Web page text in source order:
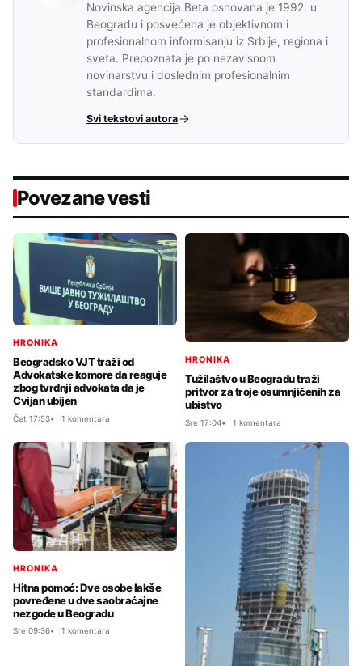
Novinska agencija Beta osnovana je 1992. u
Beogradu i posvećena je objektivnom i
profesionalnom informisanju iz Srbije, regiona i
sveta. Prepoznata je po nezavisnom
novinarstvu i doslednim profesionalnim
standardima.
Svi tekstovi autora
Povezane vesti
HRONIKA
Beogradsko VJT traži od
Advokatske komore da reaguje
zbog tvrdnji advokata da je
Cvijan ubijen
Čet 17:53 1 komentara
HRONIKA
Tužilaštvo u Beogradu traži
pritvor za troje osumnjičenih za
ubistvo
Sre 17:04 1 komentara
HRONIKA
Hitna pomoć: Dve osobe lakše
povređene u dve saobraćajne
nezgode u Beogradu
Sre 09:36 1 komentara